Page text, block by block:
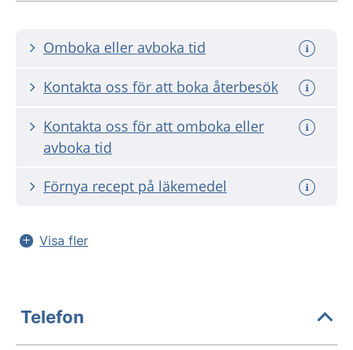
Omboka eller avboka tid
Kontakta oss för att boka återbesök
Kontakta oss för att omboka eller
avboka tid
Förnya recept på läkemedel
Visa fler
Telefon